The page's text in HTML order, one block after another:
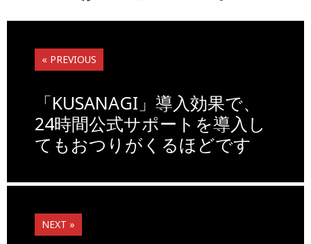
a
o
o
k
n
n
at m o
n
k
« PREVIOUS
「KUSANAGI」導入効果で、
24時間公式サポートを導入し
てもおつりがくるほどです
NEXT »